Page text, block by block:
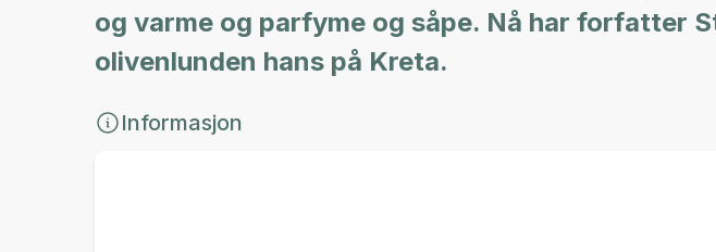
og varme og parfyme og såpe. Nå har forfatter
olivenlunden hans på Kreta.
Informasjon